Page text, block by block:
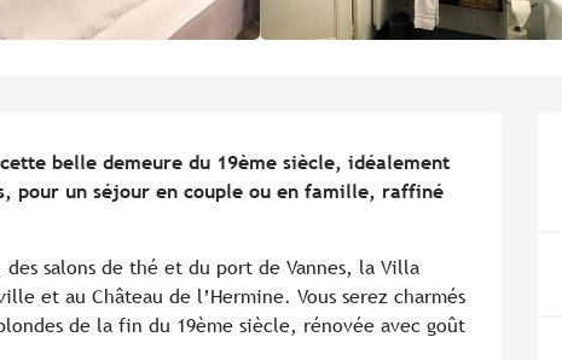
belle demeure du 19ème siècle, idéalement
pour un séjour en couple ou en famille, raffiné
des salons de thé et du port de Vannes, la Villa
et au Château de l’Hermine. Vous serez charmés
de la fin du 19ème siècle, rénovée avec goût